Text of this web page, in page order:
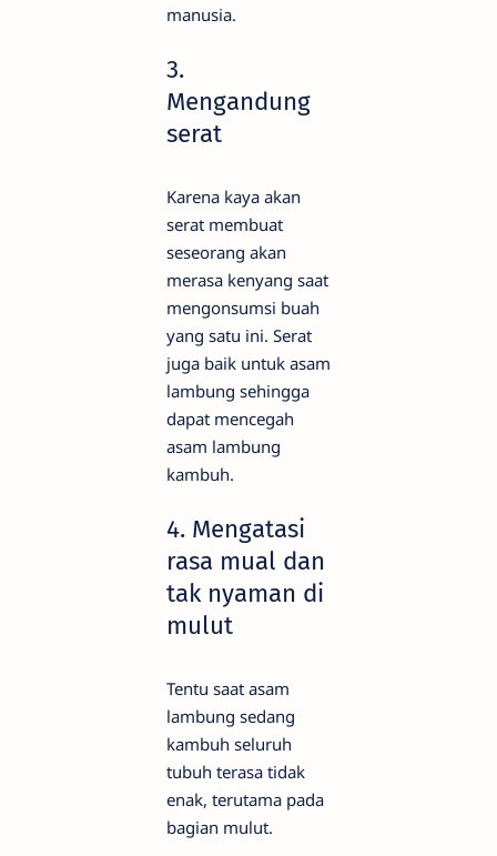
manusia.
3.
Mengandung
serat
Karena kaya akan
serat membuat
seseorang akan
merasa kenyang saat
mengonsumsi buah
yang satu ini. Serat
juga baik untuk asam
lambung sehingga
dapat mencegah
asam lambung
kambuh.
4. Mengatasi
rasa mual dan
tak nyaman di
mulut
Tentu saat asam
lambung sedang
kambuh seluruh
tubuh terasa tidak
enak, terutama pada
bagian mulut.